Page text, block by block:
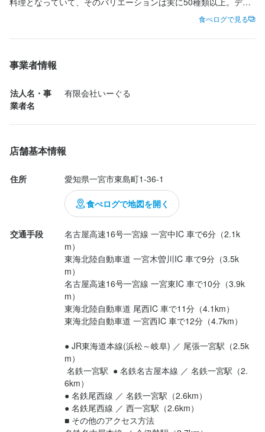
ソース、カレーソース、クリームソース、和風ソースの４種類の
ースの場合はバターライスと玉子の中のライスも２種類用意され
ています。さらに、玉子のタイプが、ノーマル、オープン、オム
レツの３タイプから選べるというのですから、その組合せたるや
150種類以上⁉もあることになります。
円。クリームソースなので、玉子の中のライスはケチャップライ
スです。玉子はノーマルタイプを選択しました。
海老、...
食べログで見る
事業者情報
法人名・事
業者名
有限会社いーぐる
店舗基本情報
住所 愛知県一宮市東島町1-36-1
食べログで地図を開く
交通手段
名古屋高速16号一宮線 一宮中IC 車で6分（2.1k
m）
東海北陸自動車道 一宮木曽川IC 車で9分（3.5k
m）
名古屋高速16号一宮線 一宮東IC 車で10分（3.9k
m）
東海北陸自動車道 尾西IC 車で11分（4.1km）
東海北陸自動車道 一宮西IC 車で12分（4.7km）
● JR東海道本線(浜松～岐阜) ／ 尾張一宮駅（2.5k
m）
6km）
● 名鉄尾西線 ／ 名鉄一宮駅（2.6km）
● 名鉄尾西線 ／ 西一宮駅（2.6km）
■ その他のアクセス方法
ひとつ丁寧にお教えしますので、安心してスタートできる環境で
この仕事のおすすめポイント
【地元で親しまれる人気カフェ＆レストラン】
地域のお客様に長年愛され続けているカフェ＆レストランです。
メディアで紹介される機会も多く、地元の方はもちろん、幅広い
看板メニューのふわとろオムライスは、多くのお客様から高い支
【さまざまなお客様との出会いがあります】
土日祝日は、若い女性のお客様やカップル、ご家族連れなどで賑
ある雰囲気です。
平日は近隣にお住まいの方や周辺で働く方が多く来店され、常連
のお客様との温かな交流も楽しめます。
【スタッフ同士のチームワークも抜群】
経験豊富な先輩スタッフが丁寧にサポートするため、未経験の方
も安心してスタートできます。気さくで親しみやすいメンバーが
【人気メニューを楽しめるまかないあり】
スタッフからも好評のオムライスやパスタをまかないで楽しめま
す。さらにドリンクの支給もあり、働く楽しみのひとつになって
居心地の良いお店で働きながら、きっとあなた自身もお店の魅力
いており、
学生さんでも就職まで働いてくれてます。
この仕事のおすすめポイント
―――――――――――――
一宮で長くも愛されている、
地元のオアシス的なカフェ＆レストラン！
メディアにも多く取り上げて頂き
沢山のお客様にご来店いただいてます。
当店自慢のふわとろオムライスは絶品です♪
◆どんなお客さまが来るの？
―――――――――――――
土日祝は若い女性のお客さまや
写真を撮るのがてっぱん！
地元の方や、近くでお勤めの方…
優しく気さくな常連さんが多めです♪
この仕事のおすすめポイント
【地元で親しまれる人気カフェ＆レストラン】
メディアで紹介される機会も多く、地元の方はもちろん、幅広い
お客様にご利用いただいています。
土日祝日は、若い女性のお客様やカップル、ご家族連れなどで賑
わいます。写真映えするメニューも人気で、店内は明るく活気の
ある雰囲気です。
平日は近隣にお住まいの方や周辺で働く方が多く来店され、常連
のお客様との温かな交流も楽しめます。
【スタッフ同士のチームワークも抜群】
経験豊富な先輩スタッフが丁寧にサポートするため、未経験の方
も安心してスタートできます。気さくで親しみやすいメンバーが
多く、協力しながら楽しく働ける環境です。
スタッフからも好評のオムライスやパスタをまかないで楽しめま
す。さらにドリンクの支給もあり、働く楽しみのひとつになって
居心地の良いお店で働きながら、きっとあなた自身もお店の魅力
を実感できるはずです。